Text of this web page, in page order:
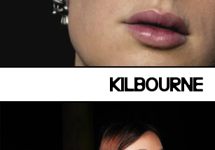
KILBOURNE
Vendredi 03 juillet